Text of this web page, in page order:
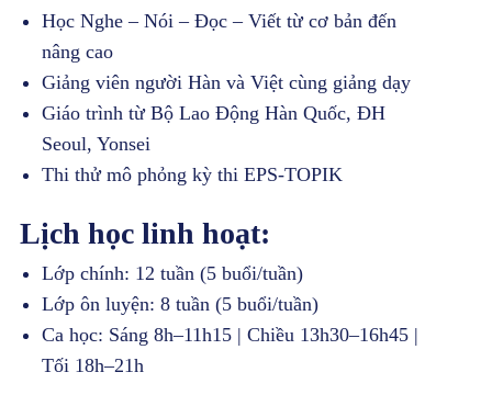
Học Nghe – Nói – Đọc – Viết từ cơ bản đến
nâng cao
Giảng viên người Hàn và Việt cùng giảng dạy
Giáo trình từ Bộ Lao Động Hàn Quốc, ĐH
Seoul, Yonsei
Thi thử mô phỏng kỳ thi EPS-TOPIK
Lịch học linh hoạt:
Lớp chính: 12 tuần (5 buổi/tuần)
Lớp ôn luyện: 8 tuần (5 buổi/tuần)
Ca học: Sáng 8h–11h15 | Chiều 13h30–16h45 |
Tối 18h–21h